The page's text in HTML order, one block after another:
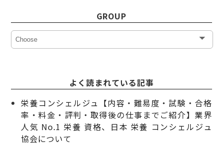
GROUP
よく読まれている記事
栄養コンシェルジュ【内容・難易度・試験・合格
率・料金・評判・取得後の仕事までご紹介】業界
人気 No.1 栄養 資格、日本 栄養 コンシェルジュ
協会について